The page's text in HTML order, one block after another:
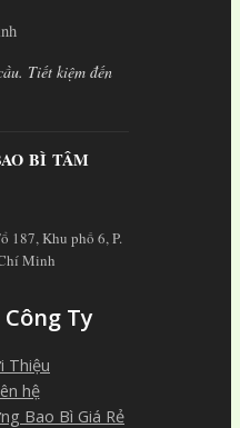
Tiết kiệm đến
BÌ TÂM
187, Khu phố 6, P.
Minh
Ty
Thiệu
hệ
Bao Bì Giá Rẻ